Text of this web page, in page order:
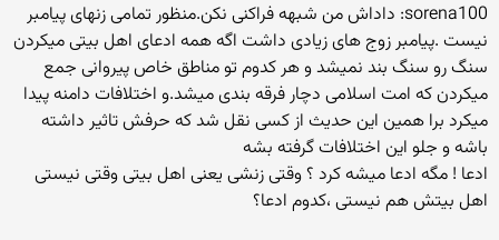
sorena100: داداش من شبهه فراکنی نکن.منظور تمامی زنهای پیامبر
نیست .پیامبر زوج های زیادی داشت اگه همه ادعای اهل بیتی میکردن
سنگ رو سنگ بند نمیشد و هر کدوم تو مناطق خاص پیروانی جمع
میکردن که امت اسلامی دچار فرقه بندی میشد.و اختلافات دامنه پیدا
میکرد برا همین این حدیث از کسی نقل شد که حرفش تاثیر داشته
باشه و جلو این اختلافات گرفته بشه
ادعا ! مگه ادعا میشه کرد ؟ وقتی زنشی یعنی اهل بیتی وقتی نیستی
اهل بیتش هم نیستی ،کدوم ادعا؟